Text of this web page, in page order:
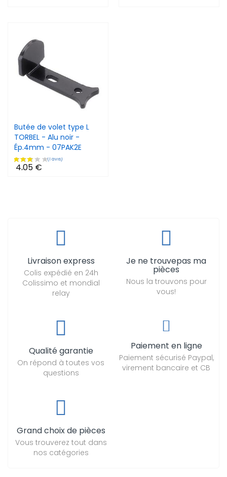
Butée de volet type L
TORBEL - Alu noir -
Ép.4mm - 07PAK2E
4,05 €
Livraison express
Colis expédié en 24h
Colissimo et mondial
relay
Je ne trouvepas ma
pièces
Nous la trouvons pour
vous!
Qualité garantie
On répond à toutes vos
questions
Paiement en ligne
Paiement sécurisé Paypal,
virement bancaire et CB
Grand choix de pièces
Vous trouverez tout dans
nos catégories